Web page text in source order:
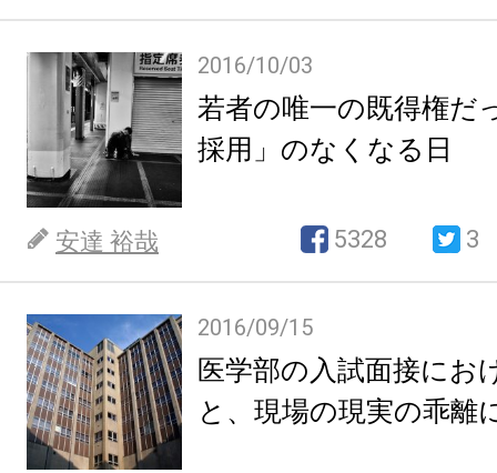
2016/10/03
若者の唯一の既得権だ
採用」のなくなる日
安達 裕哉 5328 3
2016/09/15
医学部の入試面接にお
と、現場の現実の乖離